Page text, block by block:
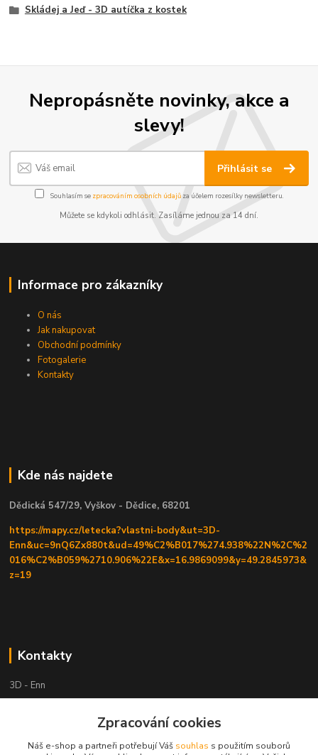
Skládej a Jeď - 3D autíčka z kostek
Nepropásněte novinky, akce a
slevy!
Přihlásit se
Souhlasím se zpracováním osobních údajůza účelem rozesílky newsletteru.
Můžete se kdykoli odhlásit. Zasíláme jednou za 14 dní.
Informace pro zákazníky
O nás
Jak nakupovat
Obchodní podmínky
Fotogalerie
Kontakty
Kde nás najdete
Dědická 547/29, Vyškov - Dědice, 68201
https://mapy.cz/letecka?vlastni-body&ut=3D-
Enn&uc=9nQ6Zx880t&ud=49%C2%B017%274.938%22N%2C%2
016%C2%B059%2710.906%22E&x=16.9869099&y=49.2845973&
z=19
Kontakty
3D - Enn
+420 605525911Zpracování cookies
Náš e-shop a partneři potřebují Váš souhlas s použitím souborů